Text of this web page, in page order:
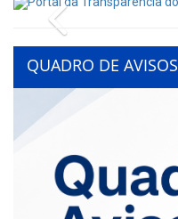
Previous
QUADRO DE AVISOS